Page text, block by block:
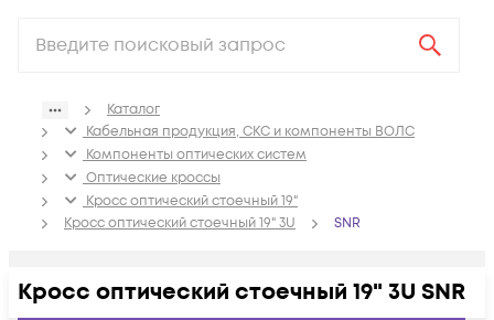
Каталог
Кабельная продукция, СКС и компоненты ВОЛС
Компоненты оптических систем
Оптические кроссы
Кросс оптический стоечный 19"
Кросс оптический стоечный 19" 3U
SNR
Кросс оптический стоечный 19" 3U SNR